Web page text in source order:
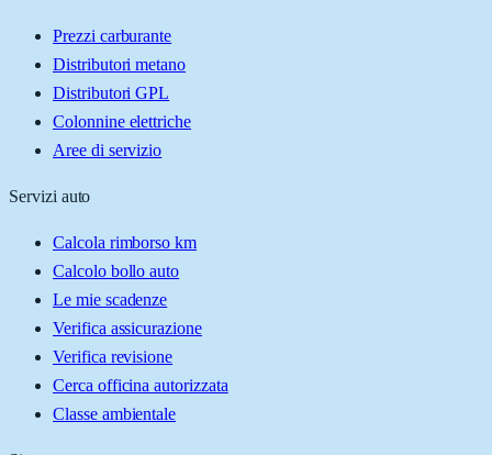
Prezzi carburante
Distributori metano
Distributori GPL
Colonnine elettriche
Aree di servizio
Servizi auto
Calcola rimborso km
Calcolo bollo auto
Le mie scadenze
Verifica assicurazione
Verifica revisione
Cerca officina autorizzata
Classe ambientale